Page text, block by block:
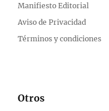
Manifiesto Editorial
Aviso de Privacidad
Términos y condiciones
Otros